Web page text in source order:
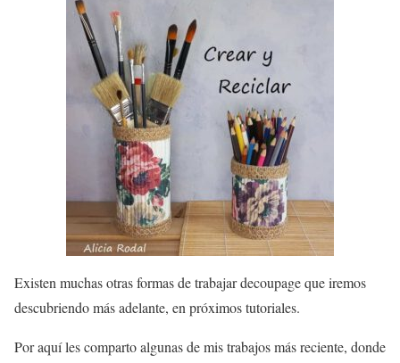
Existen muchas otras formas de trabajar decoupage que iremos
descubriendo más adelante, en próximos tutoriales.
Por aquí les comparto algunas de mis trabajos más reciente, donde